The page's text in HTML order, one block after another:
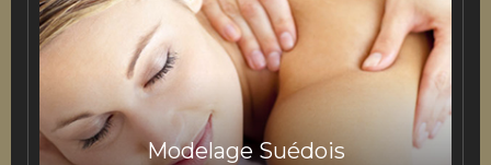
Modelage Suédois